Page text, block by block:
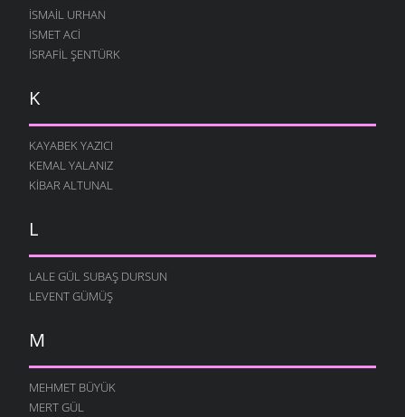
İSMAIL URHAN
İSMET ACI
İSRAFIL ŞENTÜRK
K
KAYABEK YAZICI
KEMAL YALANIZ
KIBAR ALTUNAL
L
LALE GÜL SUBAŞ DURSUN
LEVENT GÜMÜŞ
M
MEHMET BÜYÜK
MERT GÜL